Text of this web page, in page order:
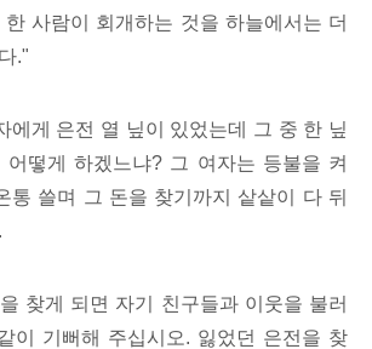
사람이 회개하는 것을 하늘에서는 더
."
에게 은전 열 닢이 있었는데 그 중 한 닢
어떻게 하겠느냐? 그 여자는 등불을 켜
통 쓸며 그 돈을 찾기까지 샅샅이 다 뒤
찾게 되면 자기 친구들과 이웃을 불러
이 기뻐해 주십시오. 잃었던 은전을 찾